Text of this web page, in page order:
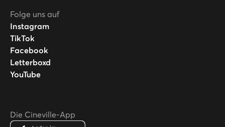
Folge uns auf
Instagram
TikTok
Facebook
Letterboxd
YouTube
Die Cineville-App